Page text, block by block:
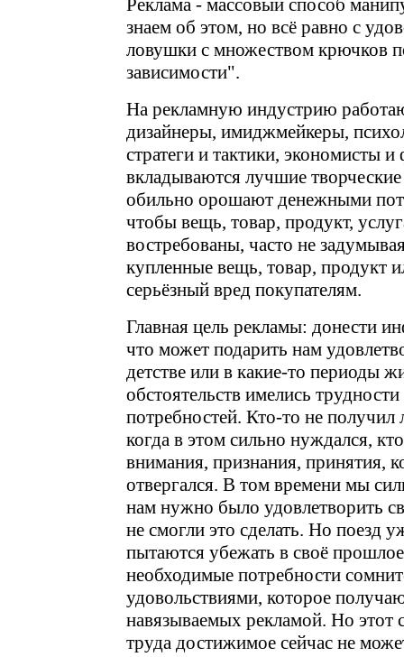
Реклама - массовый способ
знаем об этом, но всё равно с
ловушки с множеством крючков
зависимости".
На рекламную индустрию
дизайнеры, имиджмейкеры,
стратеги и тактики, экономисты
вкладываются лучшие
обильно орошают денежными
чтобы вещь, товар, продукт,
востребованы, часто не
купленные вещь, товар, продукт
серьёзный вред покупателям.
Главная цель рекламы: донести
что может подарить нам
детстве или в какие-то периоды
обстоятельств имелись
потребностей. Кто-то не
когда в этом сильно нуждался,
внимания, признания, принятия,
отвергался. В том времени мы
нам нужно было удовлетворить
не смогли это сделать. Но поезд
пытаются убежать в своё
необходимые потребности
удовольствиями, которое
навязываемых рекламой. Но
труда достижимое сейчас не